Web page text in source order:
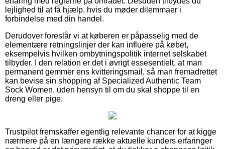
lejlighed til at få hjælp, hvis du møder dilemmaer i
forbindelse med din handel.
Derudover foreslår vi at køberen er påpasselig med de
elementære retningslinjer der kan influere på købet,
eksempelvis hvilken ombytningspolitik internet selskabet
tilbyder. I den relation er det i øvrigt essesentielt, at man
permanent gemmer ens kvitteringsmail, så man fremadrettet
kan bevise sin shopping af Specialized Authentic Team
Sock Women, uden hensyn til om du skal shoppe til en
dreng eller pige.
Trustpilot fremskaffer egentlig relevante chancer for at kigge
nærmere på en længere række aktuelle kunders erfaringer